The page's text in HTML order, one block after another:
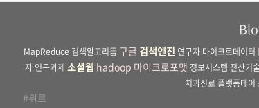
MapReduce 검색알고리듬구글 검색엔진 연구자 마이크로데이터
자 연구과제 소셜웹 hadoop 마이크로포맷 정보시스템 전산기
치과진료플랫폼데이
#위로